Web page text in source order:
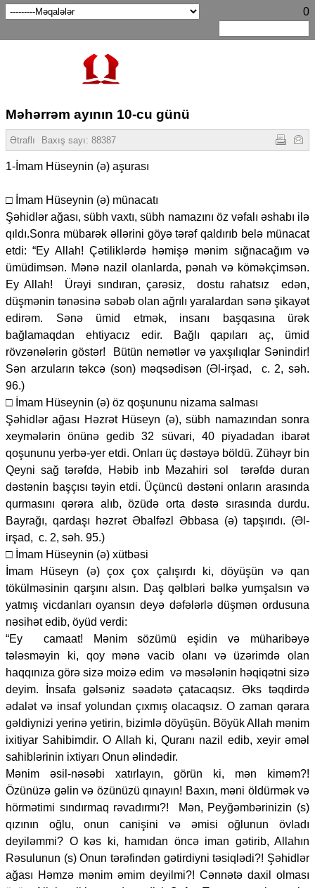
0
Məhərrəm ayının 10-cu günü
Ətraflı Baxış sayı: 88387
1-İmam Hüseynin (ə) aşurası
□ İmam Hüseynin (ə) münacatı
Şəhidlər ağası, sübh vaxtı, sübh namazını öz vəfalı əshabı ilə
qıldı.Sonra mübarək əllərini göyə tərəf qaldırıb belə münacat
etdi: “Ey Allah! Çətiliklərdə həmişə mənim sığnacağım və
ümüdimsən. Mənə nazil olanlarda, pənah və köməkçimsən.
Ey Allah! Ürəyi sındıran, çarəsiz, dostu rahatsız edən,
düşmənin tənəsinə səbəb olan ağrılı yaralardan sənə şikayət
edirəm. Sənə ümid etmək, insanı başqasına ürək
bağlamaqdan ehtiyacız edir. Bağlı qapıları aç, ümid
rövzənələrin göstər! Bütün nemətlər və yaxşılıqlar Sənindir!
Sən arzuların təkcə (son) məqsədisən (Əl-irşad, c. 2, səh.
96.)
□ İmam Hüseynin (ə) öz qoşununu nizama salması
Şəhidlər ağası Həzrət Hüseyn (ə), sübh namazından sonra
xeymələrin önünə gedib 32 süvari, 40 piyadadan ibarət
qoşununu yerbə-yer etdi. Onları üç dəstəyə böldü. Zühəyr bin
Qeyni sağ tərəfdə, Həbib inb Məzahiri sol tərəfdə duran
dəstənin başçısı təyin etdi. Üçüncü dəstəni onların arasında
qurmasını qərəra alıb, özüdə orta dəstə sırasında durdu.
Bayrağı, qardaşı həzrət Əbalfəzl Əbbasa (ə) tapşırıdı. (Əl-
irşad, c. 2, səh. 95.)
□ İmam Hüseynin (ə) xütbəsi
İmam Hüseyn (ə) çox çox çalışırdı ki, döyüşün və qan
tökülməsinin qarşını alsın. Daş qəlbləri bəlkə yumşalsın və
yatmış vicdanları oyansın deyə dəfələrlə düşmən ordusuna
nəsihət edib, öyüd verdi:
“Ey camaat! Mənim sözümü eşidin və müharibəyə
tələsməyin ki, qoy mənə vacib olanı və üzərimdə olan
haqqınıza görə sizə moizə edim və məsələnin həqiqətni sizə
deyim. İnsafa gəlsəniz səadətə çatacaqsız. Əks təqdirdə
ədalət və insaf yolundan çıxmış olacaqsız. O zaman qərara
gəldiynizi yerinə yetirin, bizimlə döyüşün. Böyük Allah mənim
ixitiyar Sahibimdir. O Allah ki, Quranı nazil edib, xeyir əməl
sahiblərinin ixtiyarı Onun əlindədir.
Mənim əsil-nəsəbi xatırlayın, görün ki, mən kiməm?!
Özünüzə gəlin və özünüzü qınayın! Baxın, məni öldürmək və
hörmətimi sındırmaq rəvadırmı?! Mən, Peyğəmbərinizin (s)
qızının oğlu, onun canişini və əmisi oğlunun övladı
deyiləmmi? O kəs ki, hamıdan öncə iman gətirib, Allahın
Rəsulunun (s) Onun tərəfindən gətirdiyni təsiqlədi?! Şəhidlər
ağası Həmzə mənim əmim deyilmi?! Cənnətə daxil olması